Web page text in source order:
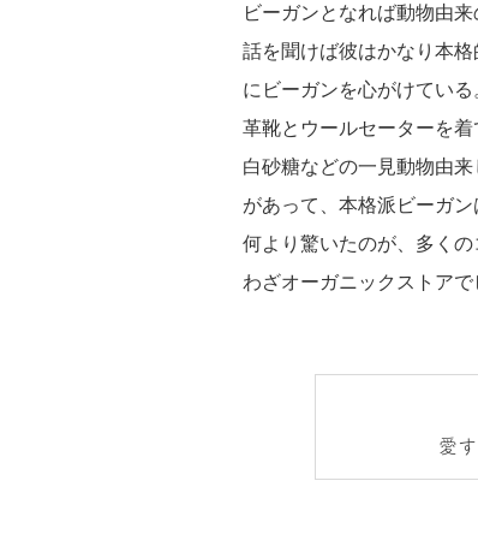
ビーガンとなれば動物由
話を聞けば彼はかなり本
にビーガンを心がけている
革靴とウールセーターを着
白砂糖などの一見動物由
があって、本格派ビーガ
何より驚いたのが、多く
わざオーガニックストア
愛